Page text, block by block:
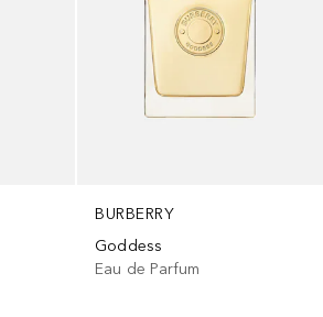
BURBERRY
Goddess
Eau de Parfum